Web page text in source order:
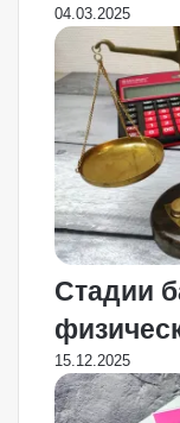
04.03.2025
Стадии
15.12.2025